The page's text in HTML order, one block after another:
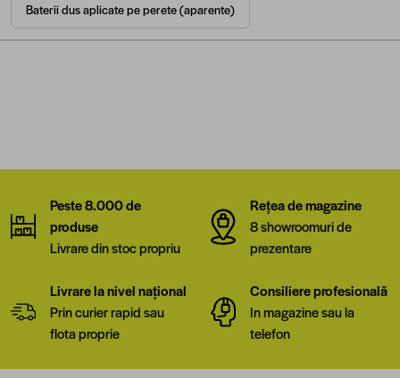
Baterii dus aplicate pe perete (aparente)
Peste 8.000 de
produse
Livrare din stoc propriu
Rețea de magazine
8 showroomuri de
prezentare
Livrare la nivel național
Prin curier rapid sau
flota proprie
Consiliere profesională
In magazine sau la
telefon